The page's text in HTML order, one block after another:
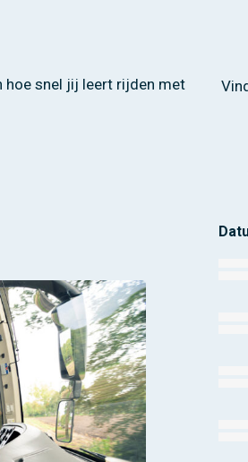
hoe snel jij leert rijden met